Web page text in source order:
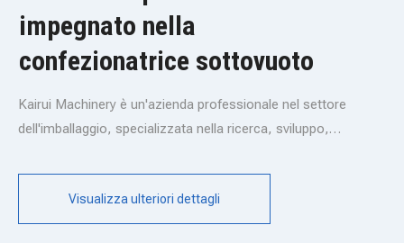
impegnato nella
confezionatrice sottovuoto
Kairui Machinery è un'azienda professionale nel settore
dell'imballaggio, specializzata nella ricerca, sviluppo,
sottovuoto e linee di produzione di imballaggi completamente
automatiche. Con un forte impegno per l'innovazione e la
qualità, ci impegniamo a fornire ai nostri clienti le migliori
Visualizza ulteriori dettagli